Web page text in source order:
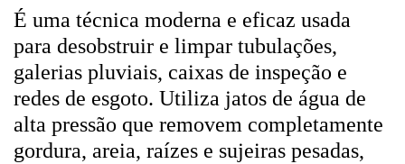
É uma técnica moderna e eficaz usada
para desobstruir e limpar tubulações,
galerias pluviais, caixas de inspeção e
redes de esgoto. Utiliza jatos de água de
alta pressão que removem completamente
gordura, areia, raízes e sujeiras pesadas,